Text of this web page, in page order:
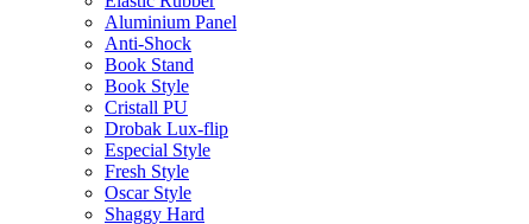
Aluminium Panel
Anti-Shock
Book Stand
Book Style
Cristall PU
Drobak Lux-flip
Especial Style
Fresh Style
Oscar Style
Shaggy Hard